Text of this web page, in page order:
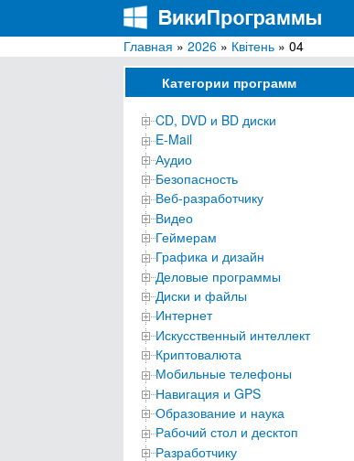
ВикиПрограммы
Энциклопедия бесплатных
Главная » 2026 » Квітень » 04
Категории программ
CD, DVD и BD диски
E-Mail
Аудио
Безопасность
Веб-разработчику
Видео
Геймерам
Графика и дизайн
Деловые программы
Диски и файлы
Интернет
Искусственный интеллект
Криптовалюта
Мобильные телефоны
Навигация и GPS
Образование и наука
Рабочий стол и десктоп
Разработчику